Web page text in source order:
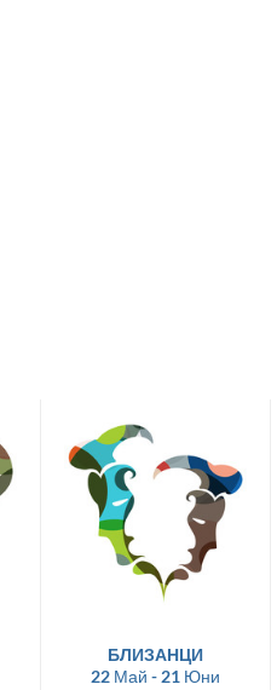
БЛИЗАНЦИ
22 Май - 21 Юни